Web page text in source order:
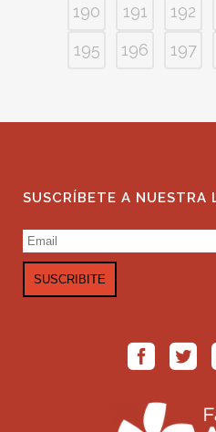
190
191 192
195
196 197
SUSCRÍBETE A NUESTRA